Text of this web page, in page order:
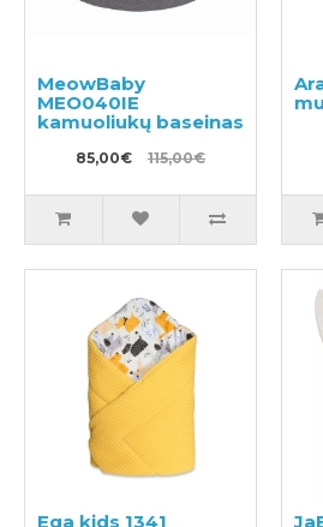
MeowBaby
MEO040IE
kamuoliukų baseinas
85,00€ 115,00€
Ega kids 1341